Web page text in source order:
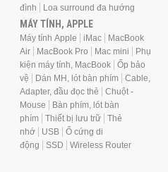
đình
Loa surround đa hướng
MÁY TÍNH, APPLE
Máy tính Apple iMac
MacBook
Air
MacBook Pro Mac mini
Phụ
kiện máy tính, MacBook
Ốp bảo
vệ
Dán MH, lót bàn phím
Cable,
Adapter, đầu đọc thẻ
Chuột -
Mouse
Bàn phím, lót bàn
phím
Thiết bị lưu trữ
Thẻ
nhớ
USB
Ổ cứng di
động
SSD Wireless Router